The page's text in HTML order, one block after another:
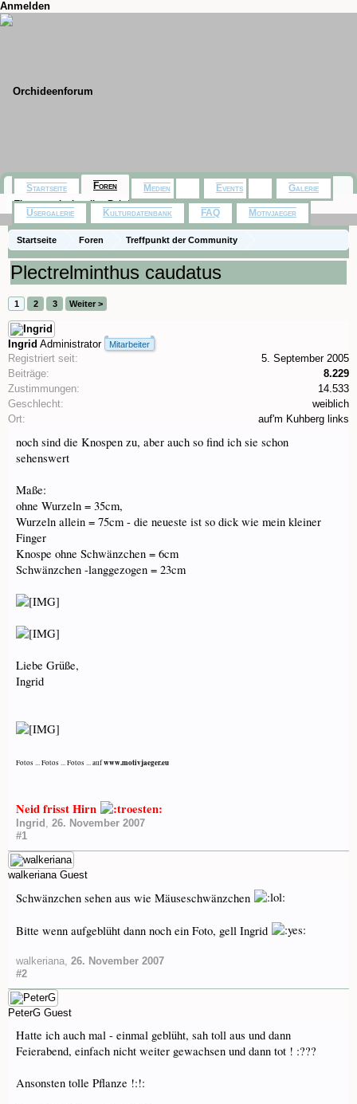
Anmelden
Startseite Foren
Treffpunkt der Community
Orchideenfotos (Naturformen)
Plectrelminthus caudatus
1 2 3 Weiter >
Ingrid Administrator Mitarbeiter
Registriert seit:
5. September 2005
Beiträge:
8.229
Zustimmungen:
14.533
Geschlecht:
weiblich
Ort:
auf'm Kuhberg links
noch sind die Knospen zu, aber auch so find ich sie schon
sehenswert
Maße:
ohne Wurzeln = 35cm,
Wurzeln allein = 75cm - die neueste ist so dick wie mein kleiner
Finger
Knospe ohne Schwänzchen = 6cm
Schwänzchen -langgezogen = 23cm
Liebe Grüße,
Ingrid
Fotos ... Fotos ... Fotos ... aufwww.motivjaeger.eu
Neid frisst Hirn
Ingrid , 26. November 2007
#1
walkeriana Guest
Schwänzchen sehen aus wie Mäuseschwänzchen
Bitte wenn aufgeblüht dann noch ein Foto, gell Ingrid
walkeriana, 26. November 2007
#2
PeterG Guest
Hatte ich auch mal - einmal geblüht, sah toll aus und dann
Feierabend, einfach nicht weiter gewachsen und dann tot ! :???
Ansonsten tolle Pflanze !:!:
Startseite Foren
Themen mit aktuellen Beiträgen
Medien Events Galerie
Usergalerie Kulturdatenbank FAQ Motivjaeger